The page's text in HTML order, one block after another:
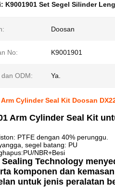
K9001901 Set Segel Silinder
Doosan
No: K9001901
ODM: Ya.
Arm Cylinder Seal Kit Doosan
Arm Cylinder Seal Kit
PTFE dengan 40% perunggu.
segel batang: PU
NBR+Besi
Sealing Technology
komponen dan
untuk jenis peralatan